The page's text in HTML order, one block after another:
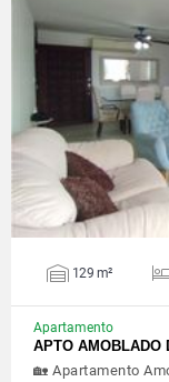
129 m²
Apartamento
APTO AMOBLADO
🏡 Apartamento